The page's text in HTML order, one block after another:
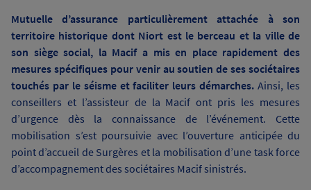
Mutuelle d’assurance particulièrement attachée à son
territoire historique dont Niort est le berceau et la ville de
son siège social, la Macif a mis en place rapidement des
mesures spécifiques pour venir au soutien de ses sociétaires
touchés par le séisme et faciliter leurs démarches.Ainsi, les
conseillers et l’assisteur de la Macif ont pris les mesures
d’urgence dès la connaissance de l’événement. Cette
mobilisation s’est poursuivie avec l’ouverture anticipée du
point d’accueil de Surgères et la mobilisation d’une task force
d’accompagnement des sociétaires Macif sinistrés.